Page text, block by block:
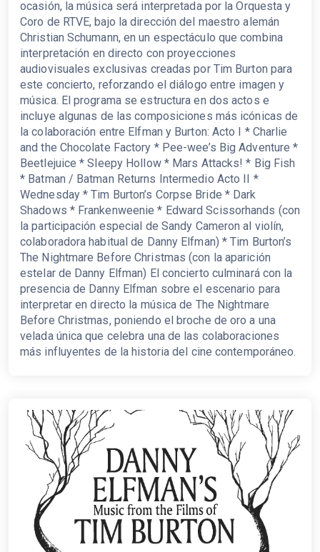
ocasión, la música será interpretada por la Orquesta y
Coro de RTVE, bajo la dirección del maestro alemán
Christian Schumann, en un espectáculo que combina
interpretación en directo con proyecciones
audiovisuales exclusivas creadas por Tim Burton para
este concierto, reforzando el diálogo entre imagen y
música. El programa se estructura en dos actos e
incluye algunas de las composiciones más icónicas de
la colaboración entre Elfman y Burton: Acto I * Charlie
and the Chocolate Factory * Pee-wee’s Big Adventure *
Beetlejuice * Sleepy Hollow * Mars Attacks! * Big Fish
* Batman / Batman Returns Intermedio Acto II *
Wednesday * Tim Burton’s Corpse Bride * Dark
Shadows * Frankenweenie * Edward Scissorhands (con
la participación especial de Sandy Cameron al violín,
colaboradora habitual de Danny Elfman) * Tim Burton’s
The Nightmare Before Christmas (con la aparición
estelar de Danny Elfman) El concierto culminará con la
presencia de Danny Elfman sobre el escenario para
interpretar en directo la música de The Nightmare
Before Christmas, poniendo el broche de oro a una
velada única que celebra una de las colaboraciones
más influyentes de la historia del cine contemporáneo.